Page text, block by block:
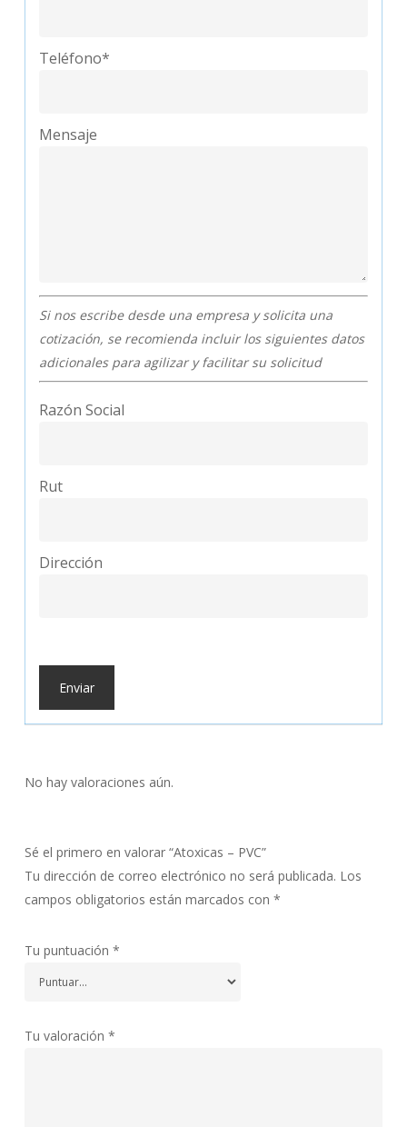
Teléfono*
Mensaje
Si nos escribe desde una empresa y solicita una
cotización, se recomienda incluir los siguientes datos
adicionales para agilizar y facilitar su solicitud
Razón Social
Rut
Dirección
No hay valoraciones aún.
Sé el primero en valorar “Atoxicas – PVC”
Tu dirección de correo electrónico no será publicada. Los
campos obligatorios están marcados con *
Tu puntuación *
Tu valoración *